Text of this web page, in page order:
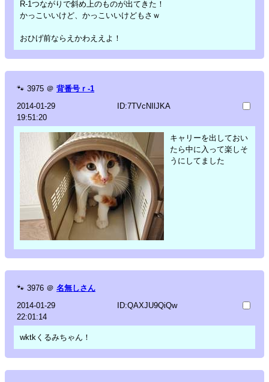
R-1つながりで斜め上のものが出てきた！
かっこいいけど、かっこいいけどもさｗ
おひげ前ならえかわええよ！
🐾 3975 ＠ 背番号ｒ-1
2014-01-29
19:51:20
ID:7TVcNIlJKA
キャリーを出しておい
たら中に入って楽しそ
うにしてました
🐾 3976 ＠ 名無しさん
2014-01-29
22:01:14
ID:QAXJU9QiQw
wktkくるみちゃん！